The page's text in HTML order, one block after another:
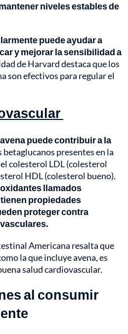
niveles estables de
puede ayudar a
y mejorar la sensibilidad a
de Harvard destaca que los
son efectivos para regular el
puede contribuir a la
betaglucanos presentes en la
colesterol LDL (colesterol
HDL (colesterol bueno).
llamados
propiedades
proteger contra
Americana resalta que
la que incluye avena, es
salud cardiovascular.
al consumir